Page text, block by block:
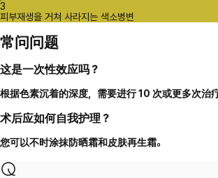
3
피부재생을 거쳐 사라지는 색소병변
常问问题
这是一次性效应吗？
根据色素沉着的深度，需要进行 10 次或更多次治疗
术后应如何自我护理？
您可以不时涂抹防晒霜和皮肤再生霜。